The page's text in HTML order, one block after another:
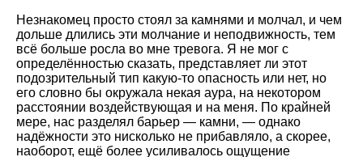
Незнакомец просто стоял за камнями и молчал, и чем
дольше длились эти молчание и неподвижность, тем
всё больше росла во мне тревога. Я не мог с
определённостью сказать, представляет ли этот
подозрительный тип какую-то опасность или нет, но
его словно бы окружала некая аура, на некотором
расстоянии воздействующая и на меня. По крайней
мере, нас разделял барьер — камни, — однако
надёжности это нисколько не прибавляло, а скорее,
наоборот, ещё более усиливалось ощущение